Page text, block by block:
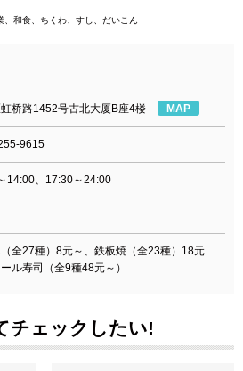
、和食、ちくわ、すし、だいこん
桥路1452号古北大厦B座4楼 MAP
9615
14:00、17:30～24:00
全27種）8元～、鉄板焼（全23種）18元
ル寿司（全9種48元～）
チェックしたい!